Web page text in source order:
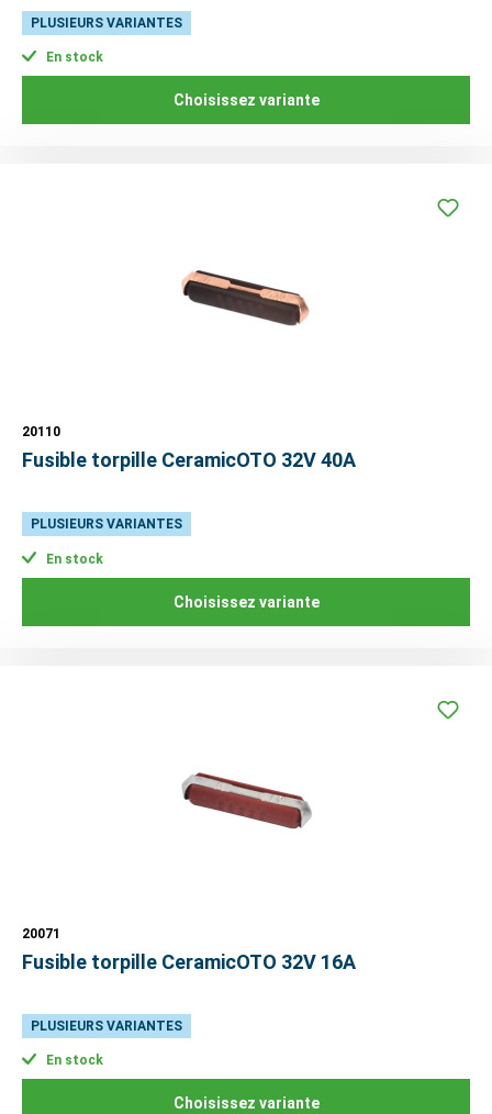
PLUSIEURS VARIANTES
En stock
Choisissez variante
20110
Fusible torpille CeramicOTO 32V 40A
PLUSIEURS VARIANTES
En stock
Choisissez variante
20071
Fusible torpille CeramicOTO 32V 16A
PLUSIEURS VARIANTES
En stock
Choisissez variante